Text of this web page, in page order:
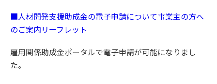
■人材開発支援助成金の電子申請について事業主の方へ
のご案内リーフレット
雇用関係助成金ポータルで電子申請が可能になりまし
た。